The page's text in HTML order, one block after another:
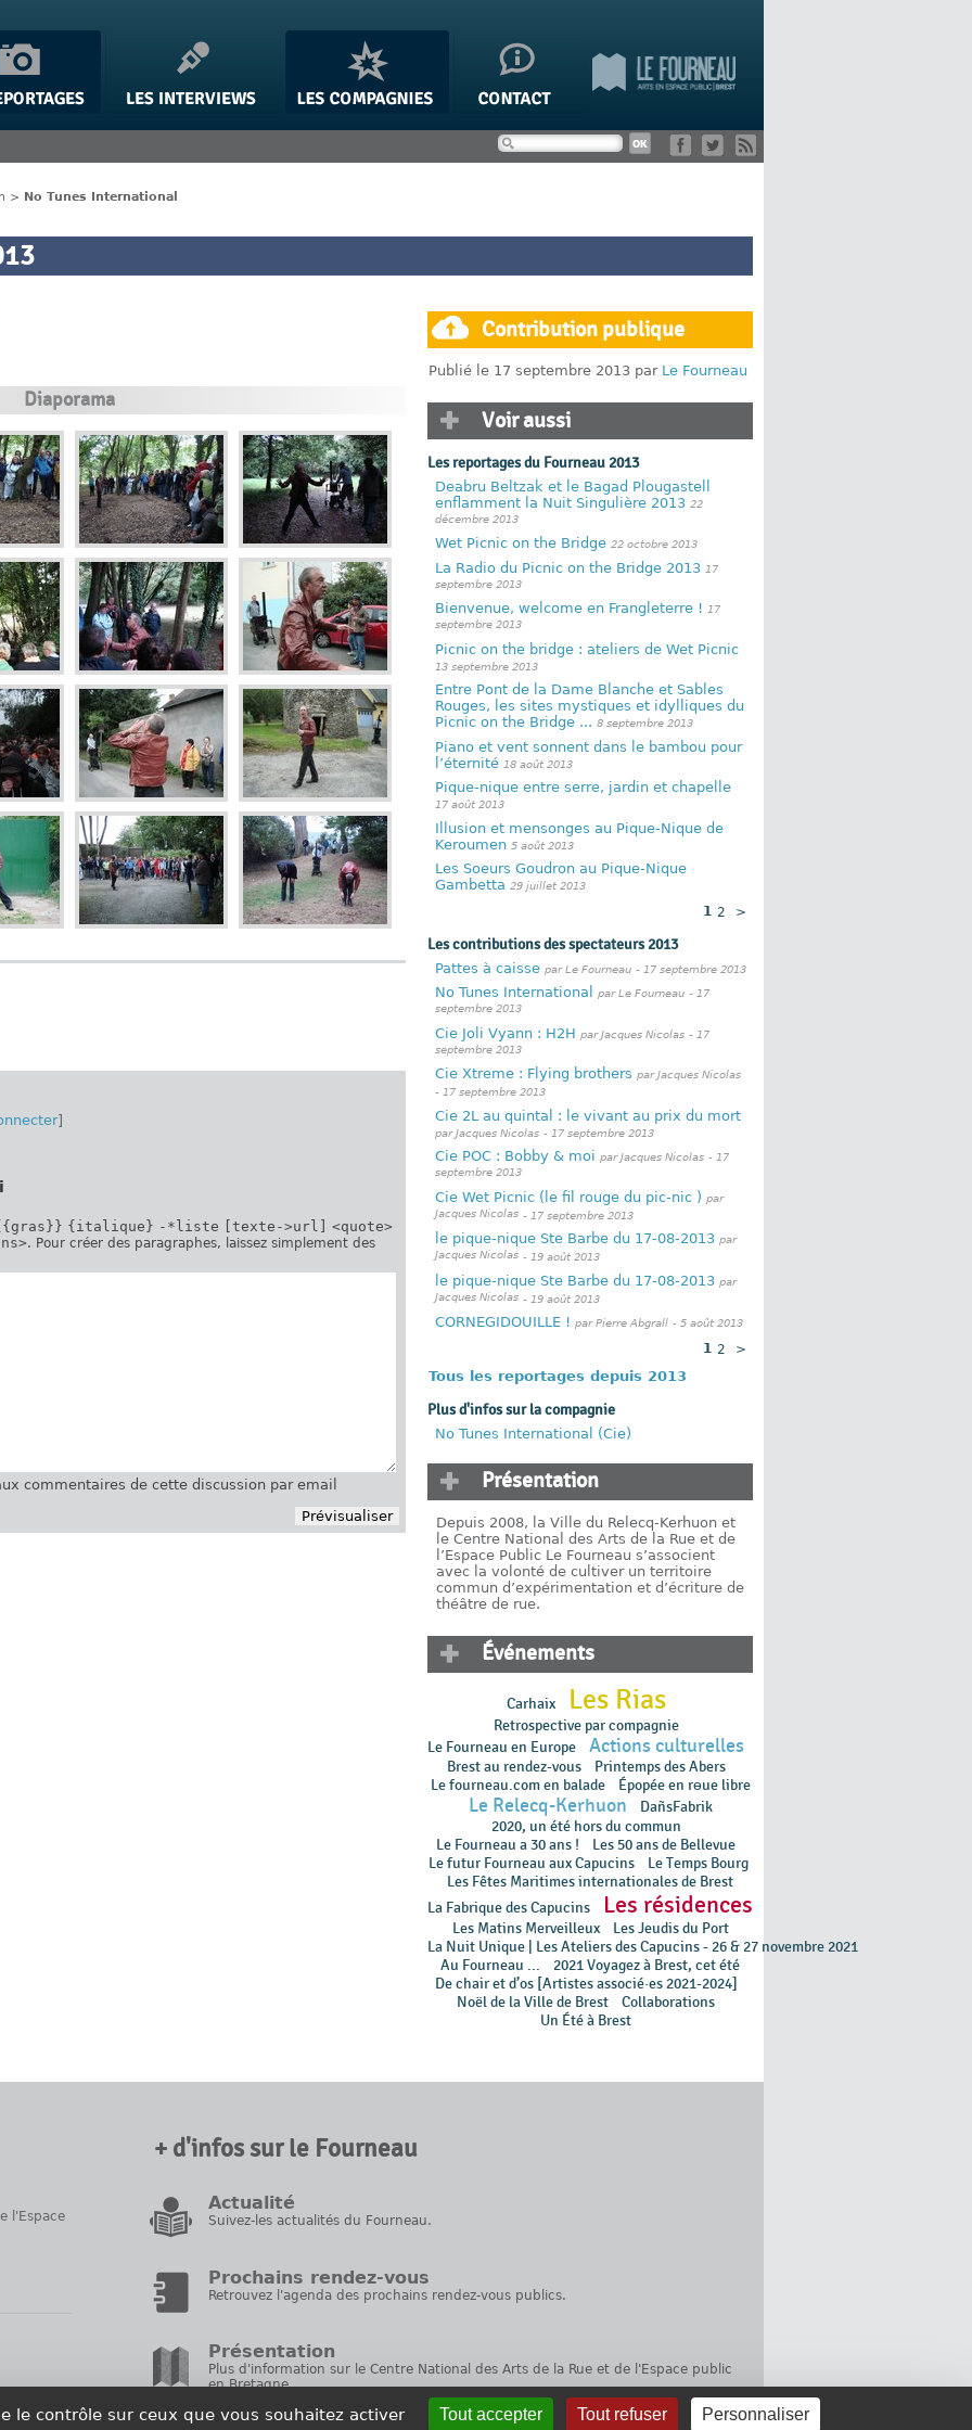
le contrôle sur ceux que vous souhaitez activer Tout accepter Tout refuser Personnaliser
> No Tunes International
Diaporama
]
{italique} -*liste [texte->url]
<quote>
. Pour créer des paragraphes, laissez simplement des
commentaires de cette discussion par email
Contribution publique
Publié le 17 septembre 2013 par Le Fourneau
Voir aussi
Les reportages du Fourneau 2013
Deabru Beltzak et le Bagad Plougastell
enflamment la Nuit Singulière 2013 22
décembre 2013
Wet Picnic on the Bridge 22 octobre 2013
La Radio du Picnic on the Bridge 2013 17
septembre 2013
Bienvenue, welcome en Frangleterre ! 17
septembre 2013
Picnic on the bridge : ateliers de Wet Picnic
13 septembre 2013
Entre Pont de la Dame Blanche et Sables
Rouges, les sites mystiques et idylliques du
Picnic on the Bridge ... 8 septembre 2013
Piano et vent sonnent dans le bambou pour
l’éternité 18 août 2013
Pique-nique entre serre, jardin et chapelle
17 août 2013
Illusion et mensonges au Pique-Nique de
Keroumen 5 août 2013
Les Soeurs Goudron au Pique-Nique
Gambetta 29 juillet 2013
1 2 >
Les contributions des spectateurs 2013
Pattes à caisse par Le Fourneau - 17 septembre 2013
No Tunes International par Le Fourneau - 17
septembre 2013
Cie Joli Vyann : H2H par Jacques Nicolas - 17
septembre 2013
Cie Xtreme : Flying brothers par Jacques Nicolas
- 17 septembre 2013
Cie 2L au quintal : le vivant au prix du mort
par Jacques Nicolas - 17 septembre 2013
Cie POC : Bobby & moi par Jacques Nicolas - 17
septembre 2013
Cie Wet Picnic (le fil rouge du pic-nic ) par
Jacques Nicolas - 17 septembre 2013
le pique-nique Ste Barbe du 17-08-2013 par
Jacques Nicolas - 19 août 2013
le pique-nique Ste Barbe du 17-08-2013 par
Jacques Nicolas - 19 août 2013
CORNEGIDOUILLE ! par Pierre Abgrall - 5 août 2013
1 2 >
Tous les reportages depuis 2013
Plus d'infos sur la compagnie
No Tunes International (Cie)
Présentation
Depuis 2008, la Ville du Relecq-Kerhuon et
le Centre National des Arts de la Rue et de
l’Espace Public Le Fourneau s’associent
avec la volonté de cultiver un territoire
commun d’expérimentation et d’écriture de
théâtre de rue.
Événements
Carhaix Les Rias
Retrospective par compagnie
Le Fourneau en Europe
Actions culturelles
Brest au rendez-vous
Printemps des Abers
Le fourneau.com en balade
Épopée en rɵue libre
Le Relecq-Kerhuon
DañsFabrik
2020, un été hors du commun
Le Fourneau a 30 ans !
Les 50 ans de Bellevue
Le futur Fourneau aux Capucins
Le Temps Bourg
Les Fêtes Maritimes internationales de Brest
La Fabrique des Capucins
Les résidences
Les Matins Merveilleux
Les Jeudis du Port
La Nuit Unique | Les Ateliers des Capucins - 26 & 27 novembre 2021
Au Fourneau ...
2021 Voyagez à Brest, cet été
De chair et d’os [Artistes associé·es 2021-2024]
Noël de la Ville de Brest
Collaborations
Un Été à Brest
l'Espace
+ d'infos sur le Fourneau
Actualité
Suivez-les actualités du Fourneau.
Prochains rendez-vous
Retrouvez l'agenda des prochains rendez-vous publics.
Présentation
Plus d'information sur le Centre National des Arts de la Rue et de l'Espace public
en Bretagne.